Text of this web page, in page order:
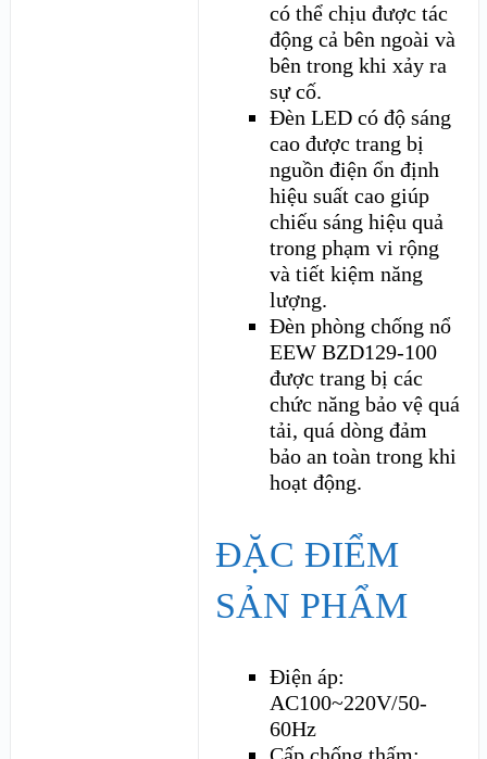
có thể chịu được tác
động cả bên ngoài và
bên trong khi xảy ra
sự cố.
Đèn LED có độ sáng
cao được trang bị
nguồn điện ổn định
hiệu suất cao giúp
chiếu sáng hiệu quả
trong phạm vi rộng
và tiết kiệm năng
lượng.
Đèn phòng chống nổ
EEW BZD129-100
được trang bị các
chức năng bảo vệ quá
tải, quá dòng đảm
bảo an toàn trong khi
hoạt động.
ĐẶC ĐIỂM
SẢN PHẨM
Điện áp:
AC100~220V/50-
60Hz